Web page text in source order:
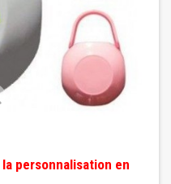
personnalisation en